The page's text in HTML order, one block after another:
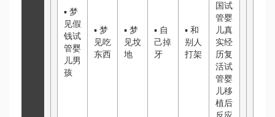
▪ 梦
见假
钱试
管婴
儿男
孩
▪ 梦
见吃
东西
▪ 梦
见坟
地
▪ 自
己掉
牙
▪ 和
别人
打架
国试
管婴
儿真
实经
历复
活试
管婴
儿移
植后